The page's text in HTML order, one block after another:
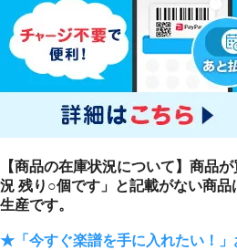
【商品の在庫状況について】商品
況 残り○個です」と記載がない商
生産です。
★「今すぐ楽譜を手に入れたい！」